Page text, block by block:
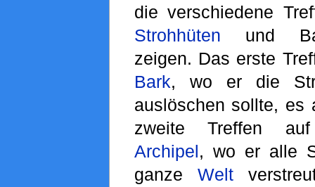
die verschiedene
Strohhüten und
zeigen. Das erste
Bark, wo er die
auslöschen sollte, es
zweite Treffen
Archipel, wo er alle
ganze Welt